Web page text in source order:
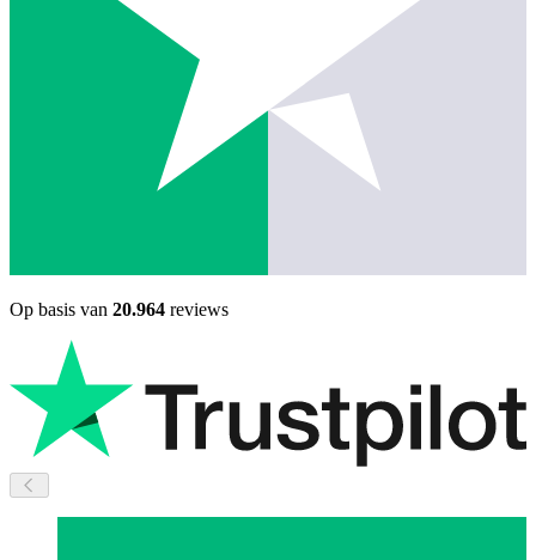
Op basis van 20.964 reviews